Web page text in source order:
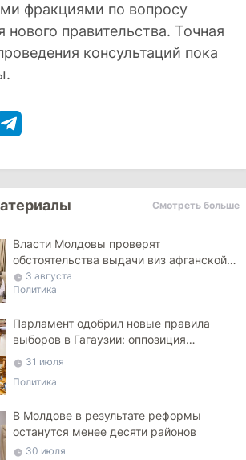
фракциями по вопросу
правительства. Точная
консультаций пока
Смотреть больше
Власти Молдовы проверят
обстоятельства выдачи виз афганской
делегации
3 августа
Политика
Парламент одобрил новые правила
выборов в Гагаузии: оппозиция
критикует законопроект
31 июля
Политика
В Молдове в результате реформы
останутся менее десяти районов
30 июля